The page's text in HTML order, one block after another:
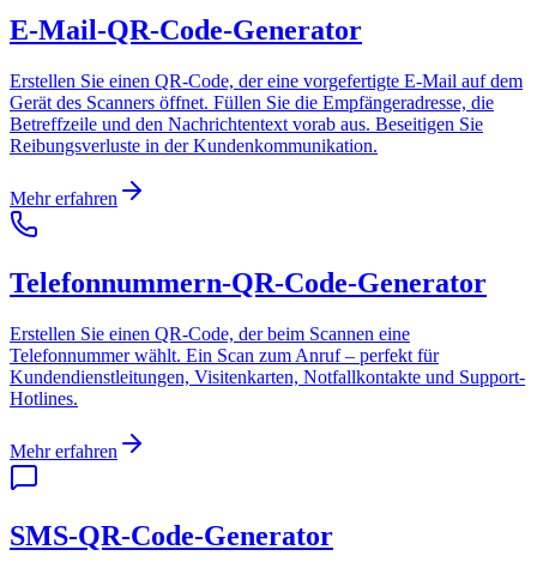
E-Mail-QR-Code-Generator
Erstellen Sie einen QR-Code, der eine vorgefertigte E-Mail auf dem
Gerät des Scanners öffnet. Füllen Sie die Empfängeradresse, die
Betreffzeile und den Nachrichtentext vorab aus. Beseitigen Sie
Reibungsverluste in der Kundenkommunikation.
Mehr erfahren
Telefonnummern-QR-Code-Generator
Erstellen Sie einen QR-Code, der beim Scannen eine
Telefonnummer wählt. Ein Scan zum Anruf – perfekt für
Kundendienstleitungen, Visitenkarten, Notfallkontakte und Support-
Hotlines.
Mehr erfahren
SMS-QR-Code-Generator